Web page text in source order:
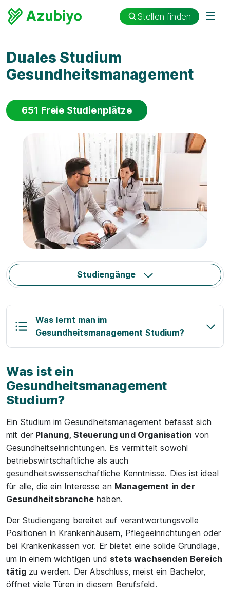
Stellen finden
Duales Studium
Gesundheitsmanagement
651 Freie Studienplätze
Studiengänge
Was lernt man im
Gesundheitsmanagement Studium?
Was ist ein
Gesundheitsmanagement
Studium?
Ein Studium im Gesundheitsmanagement befasst sich
mit der Planung, Steuerung und Organisation von
Gesundheitseinrichtungen. Es vermittelt sowohl
betriebswirtschaftliche als auch
gesundheitswissenschaftliche Kenntnisse. Dies ist ideal
für alle, die ein Interesse an Management in der
Gesundheitsbranchehaben.
Der Studiengang bereitet auf verantwortungsvolle
Positionen in Krankenhäusern, Pflegeeinrichtungen oder
bei Krankenkassen vor. Er bietet eine solide Grundlage,
um in einem wichtigen und stets wachsenden Bereich
tätigzu werden. Der Abschluss, meist ein Bachelor,
öffnet viele Türen in diesem Berufsfeld.